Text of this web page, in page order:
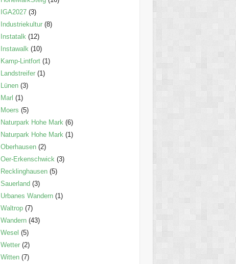
IGA2027(3)
Industriekultur(8)
Instatalk(12)
Instawalk(10)
Kamp-Lintfort(1)
Landstreifer(1)
Lünen(3)
Marl (1)
Moers (5)
Naturpark Hohe Mark(6)
Naturpark Hohe Mark(1)
Oberhausen(2)
Oer-Erkenschwick(3)
Recklinghausen(5)
Sauerland (3)
Urbanes Wandern(1)
Waltrop(7)
Wandern(43)
Wesel (5)
Wetter(2)
Witten(7)